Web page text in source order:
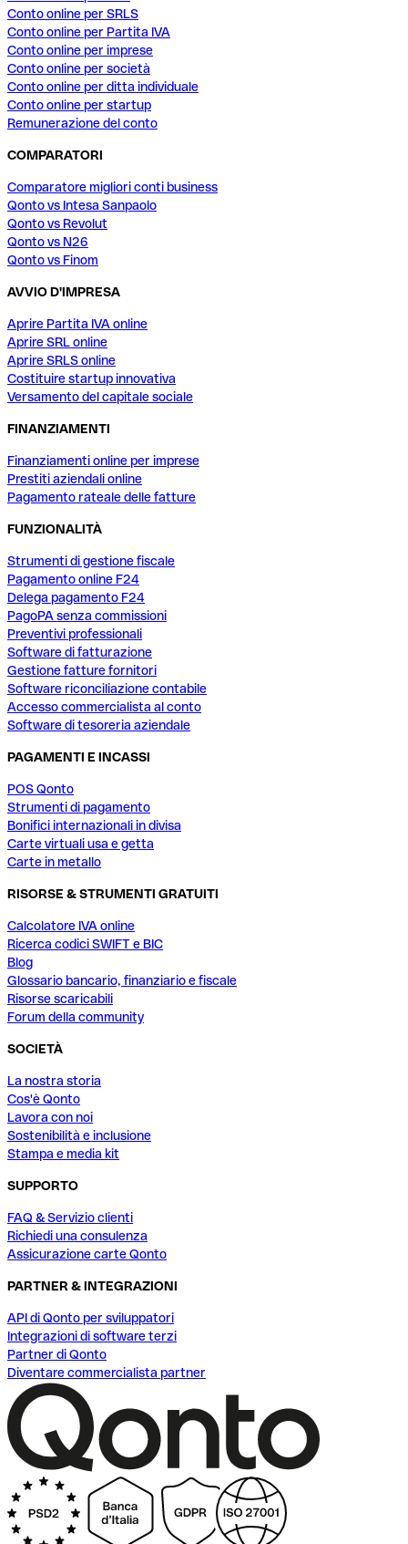
Conto online per SRLS
Conto online per Partita IVA
Conto online per imprese
Conto online per società
Conto online per ditta individuale
Conto online per startup
Remunerazione del conto
COMPARATORI
Comparatore migliori conti business
Qonto vs Intesa Sanpaolo
Qonto vs Revolut
Qonto vs N26
Qonto vs Finom
AVVIO D'IMPRESA
Aprire Partita IVA online
Aprire SRL online
Aprire SRLS online
Costituire startup innovativa
Versamento del capitale sociale
FINANZIAMENTI
Finanziamenti online per imprese
Prestiti aziendali online
Pagamento rateale delle fatture
FUNZIONALITÀ
Strumenti di gestione fiscale
Pagamento online F24
Delega pagamento F24
PagoPA senza commissioni
Preventivi professionali
Software di fatturazione
Gestione fatture fornitori
Software riconciliazione contabile
Accesso commercialista al conto
Software di tesoreria aziendale
PAGAMENTI E INCASSI
POS Qonto
Strumenti di pagamento
Bonifici internazionali in divisa
Carte virtuali usa e getta
Carte in metallo
RISORSE & STRUMENTI GRATUITI
Calcolatore IVA online
Ricerca codici SWIFT e BIC
Blog
Glossario bancario, finanziario e fiscale
Risorse scaricabili
Forum della community
SOCIETÀ
La nostra storia
Cos'è Qonto
Lavora con noi
Sostenibilità e inclusione
Stampa e media kit
SUPPORTO
FAQ & Servizio clienti
Richiedi una consulenza
Assicurazione carte Qonto
PARTNER & INTEGRAZIONI
API di Qonto per sviluppatori
Integrazioni di software terzi
Partner di Qonto
Diventare commercialista partner